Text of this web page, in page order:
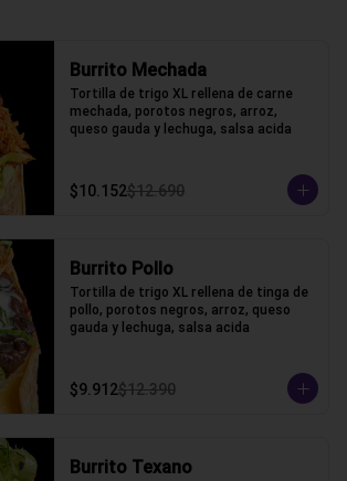
Burrito Mechada
Tortilla de trigo XL rellena de carne
mechada, porotos negros, arroz,
queso gauda y lechuga, salsa acida
$10.152$12.690
Burrito Pollo
Tortilla de trigo XL rellena de tinga de
pollo, porotos negros, arroz, queso
gauda y lechuga, salsa acida
$9.912$12.390
Burrito Texano